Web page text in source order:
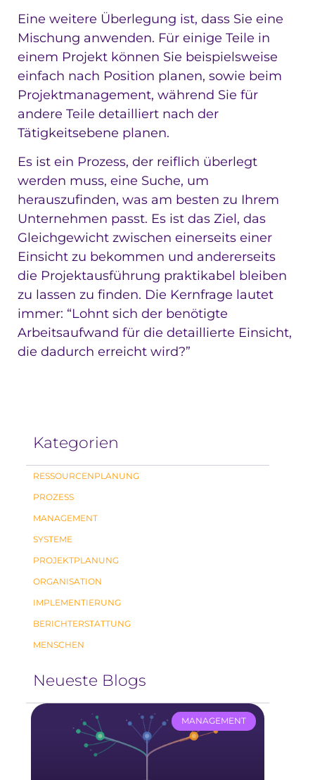
Eine weitere Überlegung ist, dass Sie eine
Mischung anwenden. Für einige Teile in
einem Projekt können Sie beispielsweise
einfach nach Position planen, sowie beim
Projektmanagement, während Sie für
andere Teile detailliert nach der
Tätigkeitsebene planen.
Es ist ein Prozess, der reiflich überlegt
werden muss, eine Suche, um
herauszufinden, was am besten zu Ihrem
Unternehmen passt. Es ist das Ziel, das
Gleichgewicht zwischen einerseits einer
Einsicht zu bekommen und andererseits
die Projektausführung praktikabel bleiben
zu lassen zu finden. Die Kernfrage lautet
immer: “Lohnt sich der benötigte
Arbeitsaufwand für die detaillierte Einsicht,
die dadurch erreicht wird?”
Kategorien
RESSOURCENPLANUNG
PROZESS
MANAGEMENT
SYSTEME
PROJEKTPLANUNG
ORGANISATION
IMPLEMENTIERUNG
BERICHTERSTATTUNG
MENSCHEN
Neueste Blogs
MANAGEMENT